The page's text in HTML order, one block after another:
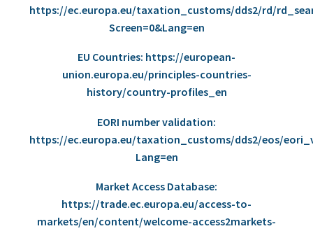
https://ec.europa.eu/taxation_customs/dds2/rd/
Screen=0&Lang=en
EU Countries: https://european-
union.europa.eu/principles-countries-
history/country-profiles_en
EORI number validation:
https://ec.europa.eu/taxation_customs/dds2/eos/
Lang=en
Market Access Database:
https://trade.ec.europa.eu/access-to-
markets/en/content/welcome-access2markets-